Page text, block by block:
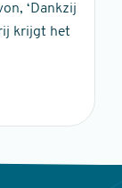
‘Dankzij
krijgt het